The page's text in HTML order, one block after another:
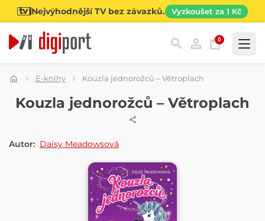
Nejvýhodnější TV bez závazků. Vyzkoušet za 1 Kč
0
Kategorie
E-knihy Kouzla jednorožců – Větroplach
E-KNIHA
Kouzla jednorožců – Větroplach
Autor: Daisy Meadowsová